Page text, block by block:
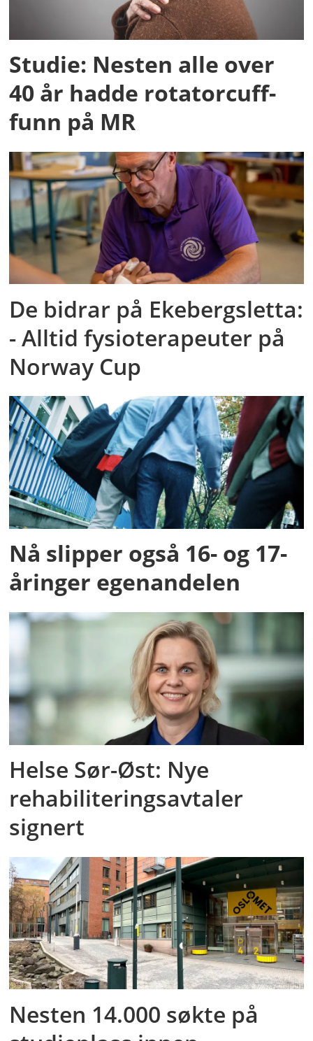
Studie: Nesten alle over
40 år hadde rotatorcuff-
funn på MR
De bidrar på Ekebergsletta:
- Alltid fysioterapeuter på
Norway Cup
Nå slipper også 16- og 17-
åringer egenandelen
Helse Sør-Øst: Nye
rehabiliteringsavtaler
signert
Nesten 14.000 søkte på